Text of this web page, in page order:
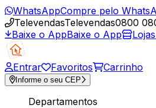
WhatsAppCompre pelo
TelevendasTelevendas0800
Baixe o AppBaixe o App Lojas
Entrar Favoritos Carrinho
Informe o seu CEP
Departamentos